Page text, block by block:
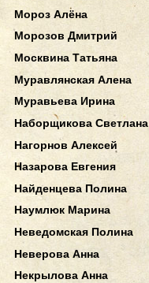
Мороз Алёна
Морозов Дмитрий
Москвина Татьяна
Муравлянская Алена
Муравьева Ирина
Наборщикова Светлана
Нагорнов Алексей
Назарова Евгения
Найденцева Полина
Наумлюк Марина
Неведомская Полина
Неверова Анна
Некрылова Анна